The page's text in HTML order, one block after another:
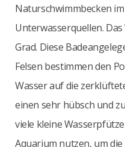
Naturschwimmbecken
Unterwasserquellen.
Grad. Diese
Felsen bestimmen den
Wasser auf die
einen sehr hübsch und
viele kleine
Aquarium nutzen, um